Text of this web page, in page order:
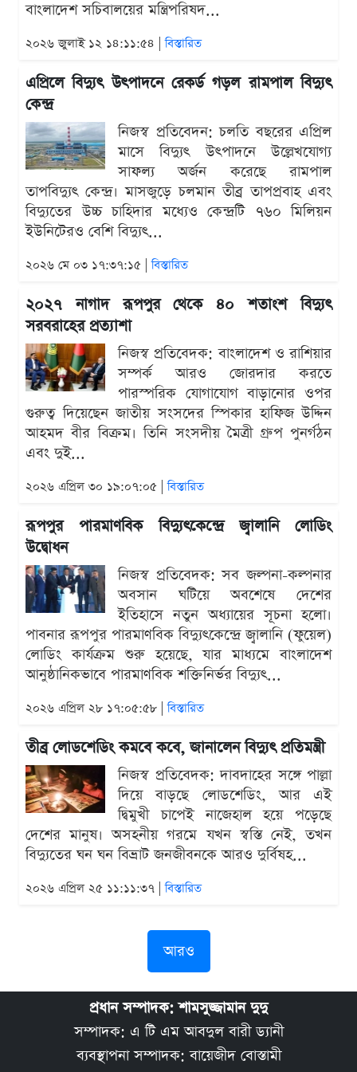
বাংলাদেশ সচিবালয়ের মন্ত্রিপরিষদ...
২০২৬ জুলাই ১২ ১৪:১১:৫৪ |বিস্তারিত
এপ্রিলে বিদ্যুৎ উৎপাদনে রেকর্ড গড়ল রামপাল বিদ্যুৎ
কেন্দ্র
নিজস্ব প্রতিবেদন: চলতি বছরের এপ্রিল
মাসে বিদ্যুৎ উৎপাদনে উল্লেখযোগ্য
সাফল্য অর্জন করেছে রামপাল
তাপবিদ্যুৎ কেন্দ্র। মাসজুড়ে চলমান তীব্র তাপপ্রবাহ এবং
বিদ্যুতের উচ্চ চাহিদার মধ্যেও কেন্দ্রটি ৭৬০ মিলিয়ন
ইউনিটেরও বেশি বিদ্যুৎ...
২০২৬ মে ০৩ ১৭:৩৭:১৫ |বিস্তারিত
২০২৭ নাগাদ রূপপুর থেকে ৪০ শতাংশ বিদ্যুৎ
সরবরাহের প্রত্যাশা
নিজস্ব প্রতিবেদক: বাংলাদেশ ও রাশিয়ার
সম্পর্ক আরও জোরদার করতে
পারস্পরিক যোগাযোগ বাড়ানোর ওপর
গুরুত্ব দিয়েছেন জাতীয় সংসদের স্পিকার হাফিজ উদ্দিন
আহমদ বীর বিক্রম। তিনি সংসদীয় মৈত্রী গ্রুপ পুনর্গঠন
এবং দুই...
২০২৬ এপ্রিল ৩০ ১৯:০৭:০৫ |বিস্তারিত
রূপপুর পারমাণবিক বিদ্যুৎকেন্দ্রে জ্বালানি লোডিং
উদ্বোধন
নিজস্ব প্রতিবেদক: সব জল্পনা-কল্পনার
অবসান ঘটিয়ে অবশেষে দেশের
ইতিহাসে নতুন অধ্যায়ের সূচনা হলো।
পাবনার রূপপুর পারমাণবিক বিদ্যুৎকেন্দ্রে জ্বালানি (ফুয়েল)
লোডিং কার্যক্রম শুরু হয়েছে, যার মাধ্যমে বাংলাদেশ
আনুষ্ঠানিকভাবে পারমাণবিক শক্তিনির্ভর বিদ্যুৎ...
২০২৬ এপ্রিল ২৮ ১৭:০৫:৫৮ |বিস্তারিত
তীব্র লোডশেডিং কমবে কবে, জানালেন বিদ্যুৎ প্রতিমন্ত্রী
নিজস্ব প্রতিবেদক: দাবদাহের সঙ্গে পাল্লা
দিয়ে বাড়ছে লোডশেডিং, আর এই
দ্বিমুখী চাপেই নাজেহাল হয়ে পড়েছে
দেশের মানুষ। অসহনীয় গরমে যখন স্বস্তি নেই, তখন
বিদ্যুতের ঘন ঘন বিভ্রাট জনজীবনকে আরও দুর্বিষহ...
২০২৬ এপ্রিল ২৫ ১১:১১:৩৭ |বিস্তারিত
আরও
প্রধান সম্পাদক: শামসুজ্জামান দুদু
সম্পাদক: এ টি এম আবদুল বারী ড্যানী
ব্যবস্থাপনা সম্পাদক: বায়েজীদ বোস্তামী